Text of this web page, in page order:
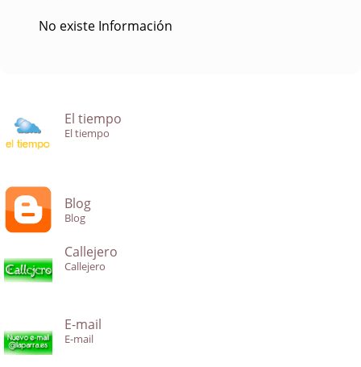
No existe Información
El tiempo
El tiempo
Blog
Blog
Callejero
Callejero
E-mail
E-mail